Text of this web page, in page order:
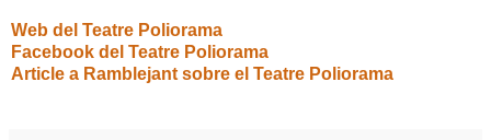
Web del Teatre Poliorama
Facebook del Teatre Poliorama
Article a Ramblejant sobre el Teatre Poliorama